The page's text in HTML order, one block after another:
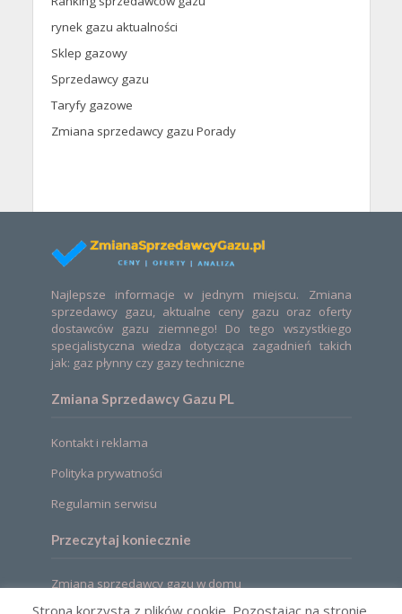
rynek gazu aktualności
Sklep gazowy
Sprzedawcy gazu
Taryfy gazowe
Zmiana sprzedawcy gazu Porady
Najlepsze informacje w jednym miejscu. Zmiana
sprzedawcy gazu, aktualne ceny gazu oraz oferty
dostawców gazu ziemnego! Do tego wszystkiego
specjalistyczna wiedza dotycząca zagadnień takich
jak: gaz płynny czy gazy techniczne
Zmiana Sprzedawcy Gazu PL
Kontakt i reklama
Polityka prywatności
Regulamin serwisu
Przeczytaj koniecznie
Zmiana sprzedawcy gazu w domu
Strona korzysta z plików cookie. Pozostając na stronie,